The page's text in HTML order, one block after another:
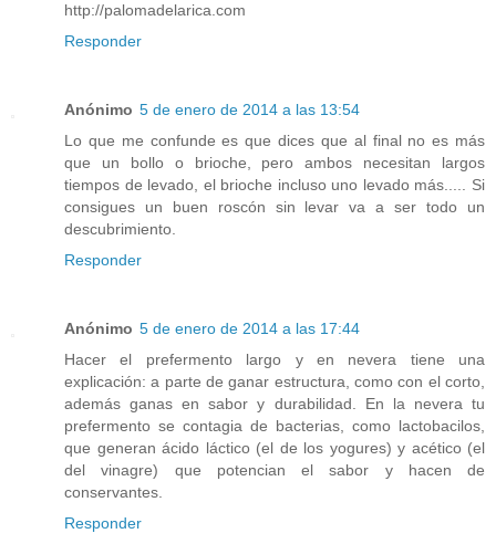
http://palomadelarica.com
Responder
Anónimo 5 de enero de 2014 a las 13:54
Lo que me confunde es que dices que al final no es más
que un bollo o brioche, pero ambos necesitan largos
tiempos de levado, el brioche incluso uno levado más..... Si
consigues un buen roscón sin levar va a ser todo un
descubrimiento.
Responder
Anónimo 5 de enero de 2014 a las 17:44
Hacer el prefermento largo y en nevera tiene una
explicación: a parte de ganar estructura, como con el corto,
además ganas en sabor y durabilidad. En la nevera tu
prefermento se contagia de bacterias, como lactobacilos,
que generan ácido láctico (el de los yogures) y acético (el
del vinagre) que potencian el sabor y hacen de
conservantes.
Responder